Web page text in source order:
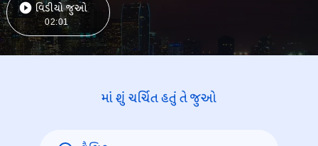
વિડીયો જુઓ
02:01
માં શું ચર્ચિત હતું તે જુઓ